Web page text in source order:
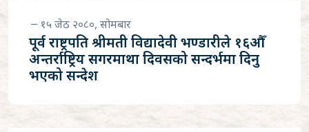
१५ जेठ २०८०, सोमबार
पूर्व राष्ट्रपति श्रीमती विद्यादेवी भण्डारीले १६औँ
अन्तर्राष्ट्रिय सगरमाथा दिवसको सन्दर्भमा दिनु
भएको सन्देश